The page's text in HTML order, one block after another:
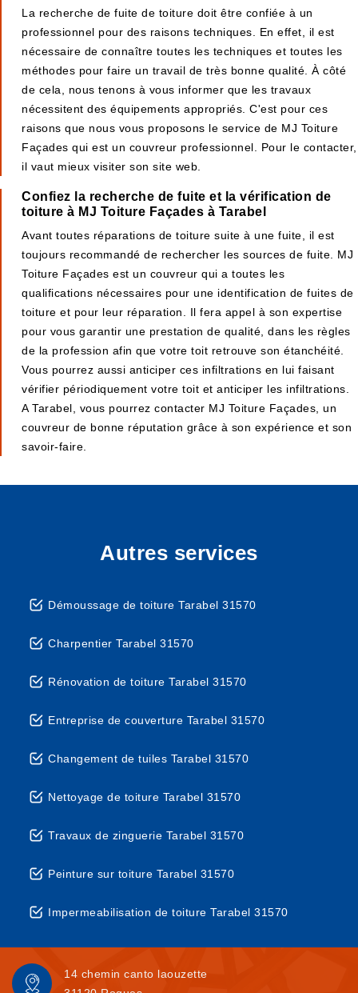
La recherche de fuite de toiture doit être confiée à un
professionnel pour des raisons techniques. En effet, il est
nécessaire de connaître toutes les techniques et toutes les
méthodes pour faire un travail de très bonne qualité. À côté
de cela, nous tenons à vous informer que les travaux
nécessitent des équipements appropriés. C'est pour ces
raisons que nous vous proposons le service de MJ Toiture
Façades qui est un couvreur professionnel. Pour le contacter,
il vaut mieux visiter son site web.
Confiez la recherche de fuite et la vérification de
toiture à MJ Toiture Façades à Tarabel
Avant toutes réparations de toiture suite à une fuite, il est
toujours recommandé de rechercher les sources de fuite. MJ
Toiture Façades est un couvreur qui a toutes les
qualifications nécessaires pour une identification de fuites de
toiture et pour leur réparation. Il fera appel à son expertise
pour vous garantir une prestation de qualité, dans les règles
de la profession afin que votre toit retrouve son étanchéité.
Vous pourrez aussi anticiper ces infiltrations en lui faisant
vérifier périodiquement votre toit et anticiper les infiltrations.
A Tarabel, vous pourrez contacter MJ Toiture Façades, un
couvreur de bonne réputation grâce à son expérience et son
savoir-faire.
Autres services
Démoussage de toiture Tarabel 31570
Charpentier Tarabel 31570
Rénovation de toiture Tarabel 31570
Entreprise de couverture Tarabel 31570
Changement de tuiles Tarabel 31570
Nettoyage de toiture Tarabel 31570
Travaux de zinguerie Tarabel 31570
Peinture sur toiture Tarabel 31570
Impermeabilisation de toiture Tarabel 31570
14 chemin canto laouzette